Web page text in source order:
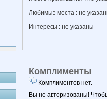
Любимые места : не
Интересы : не указаны
Комплименты
Комплиментов нет.
Вы не авторизованы!